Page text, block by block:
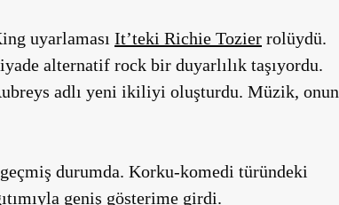
uyarlaması It’teki Richie Tozier rolüydü.
alternatif rock bir duyarlılık taşıyordu.
adlı yeni ikiliyi oluşturdu. Müzik, onun
durumda. Korku-komedi türündeki
geniş gösterime girdi.